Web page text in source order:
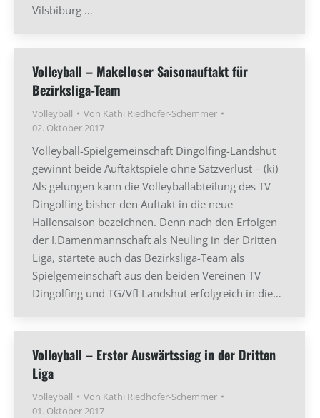
Vilsbiburg …
Volleyball – Makelloser Saisonauftakt für
Bezirksliga-Team
Volleyball Von Kathi Riedhofer-Schemmer
02. Oktober 2017
Volleyball-Spielgemeinschaft Dingolfing-Landshut
gewinnt beide Auftaktspiele ohne Satzverlust – (ki)
Als gelungen kann die Volleyballabteilung des TV
Dingolfing bisher den Auftakt in die neue
Hallensaison bezeichnen. Denn nach den Erfolgen
der I.Damenmannschaft als Neuling in der Dritten
Liga, startete auch das Bezirksliga-Team als
Spielgemeinschaft aus den beiden Vereinen TV
Dingolfing und TG/Vfl Landshut erfolgreich in die…
Volleyball – Erster Auswärtssieg in der Dritten
Liga
Volleyball Von Kathi Riedhofer-Schemmer
01. Oktober 2017